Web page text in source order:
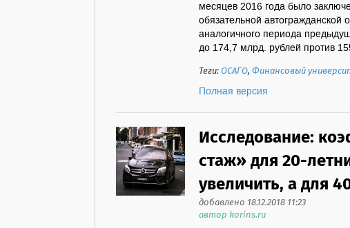
месяцев 2016 года было
обязательной автогражданской
аналогичного периода
до 174,7 млрд. рублей против
Теги:ОСАГО,Финансовый
Полная версия
Исследование:
стаж» для 20-
увеличить, а для
добавлено 18.12.2018 11:23
автор korins.ru